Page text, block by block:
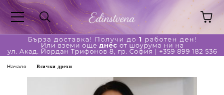
Начало Всички дрехи